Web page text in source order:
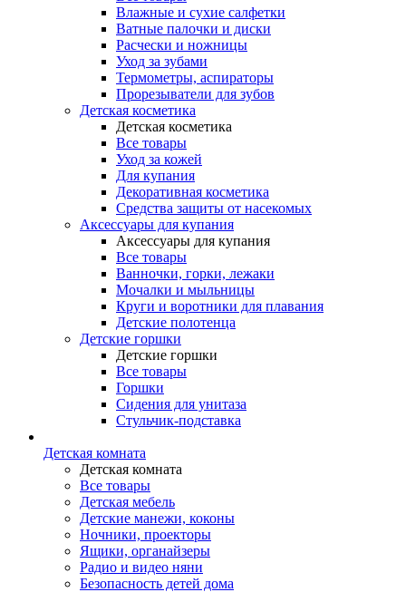
Влажные и сухие салфетки
Ватные палочки и диски
Расчески и ножницы
Уход за зубами
Термометры, аспираторы
Прорезыватели для зубов
Детская косметика
Детская косметика
Все товары
Уход за кожей
Для купания
Декоративная косметика
Средства защиты от насекомых
Аксессуары для купания
Аксессуары для купания
Все товары
Ванночки, горки, лежаки
Мочалки и мыльницы
Круги и воротники для плавания
Детские полотенца
Детские горшки
Детские горшки
Все товары
Горшки
Сидения для унитаза
Стульчик-подставка
Детская комната
Детская комната
Все товары
Детская мебель
Детские манежи, коконы
Ночники, проекторы
Ящики, органайзеры
Радио и видео няни
Безопасность детей дома